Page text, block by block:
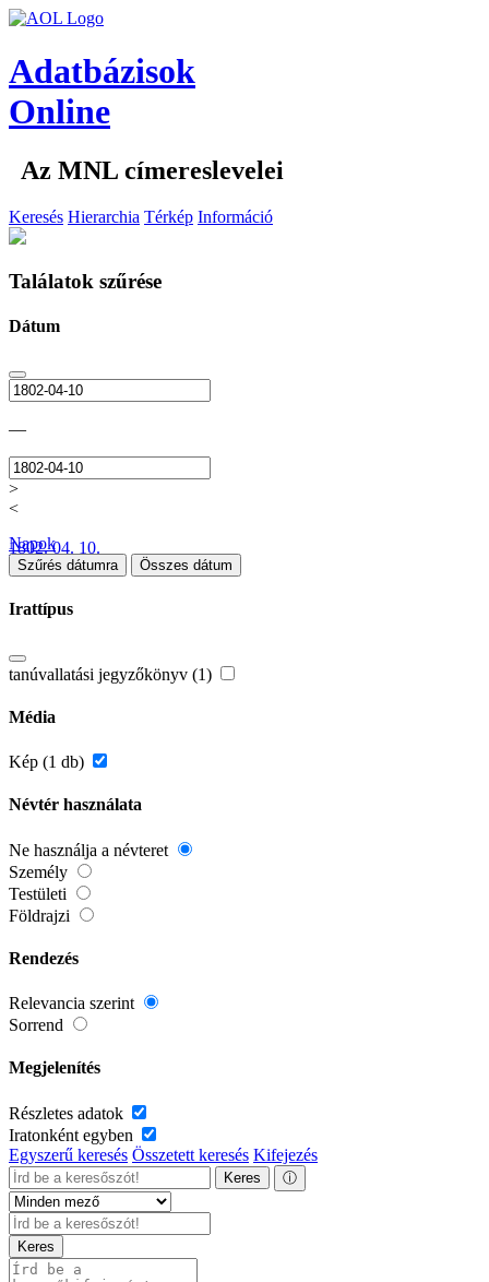
Adatbázisok
Online
Az MNL címereslevelei
Keresés Hierarchia Térkép Információ
Találatok szűrése
Dátum
—
>
<
1802. 04. 10.
Napok
Szűrés dátumra Összes dátum
Irattípus
tanúvallatási jegyzőkönyv (1)
Média
Kép (1 db)
Névtér használata
Ne használja a névteret
Személy
Testületi
Földrajzi
Rendezés
Relevancia szerint
Sorrend
Megjelenítés
Részletes adatok
Iratonként egyben
Egyszerű keresés Összetett keresés Kifejezés
Keres ⓘ
Keres